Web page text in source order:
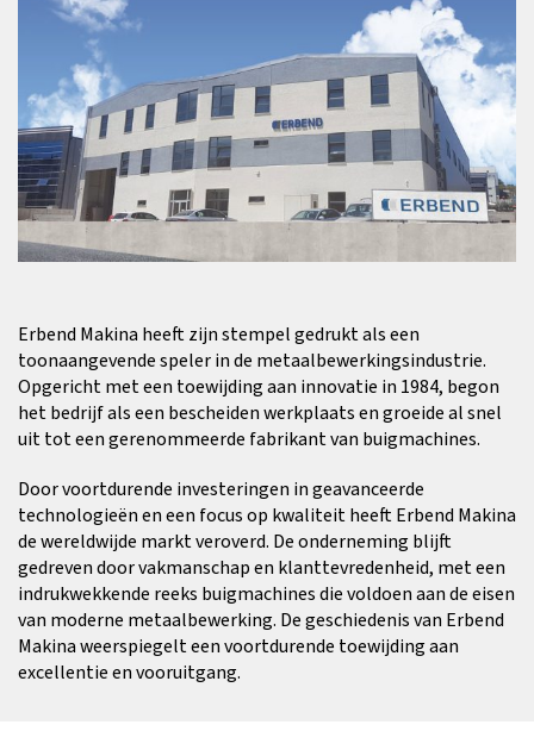
Erbend Makina heeft zijn stempel gedrukt als een
toonaangevende speler in de metaalbewerkingsindustrie.
Opgericht met een toewijding aan innovatie in 1984, begon
het bedrijf als een bescheiden werkplaats en groeide al snel
uit tot een gerenommeerde fabrikant van buigmachines.
Door voortdurende investeringen in geavanceerde
technologieën en een focus op kwaliteit heeft Erbend Makina
de wereldwijde markt veroverd. De onderneming blijft
gedreven door vakmanschap en klanttevredenheid, met een
indrukwekkende reeks buigmachines die voldoen aan de eisen
van moderne metaalbewerking. De geschiedenis van Erbend
Makina weerspiegelt een voortdurende toewijding aan
excellentie en vooruitgang.